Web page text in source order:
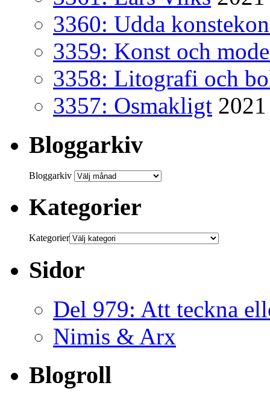
3360: Udda
3359: Konst och
3358: Litografi och
3357: Osmakligt
Bloggarkiv
Bloggarkiv
Kategorier
Kategorier
Sidor
Del 979: Att teckna
Nimis & Arx
Blogroll